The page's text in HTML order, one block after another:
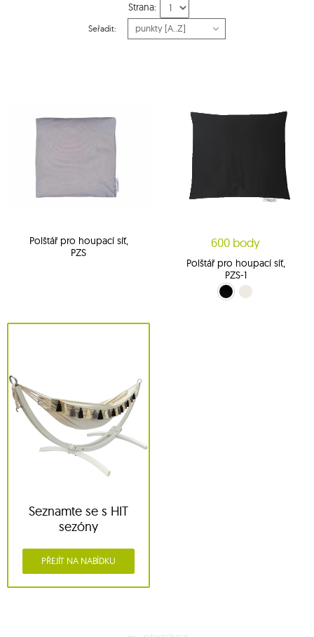
Strana:
Seřadit:
Polštář pro houpací síť,
PZS
600 body
Polštář pro houpací síť,
PZS-1
Černý (10)ecru (209)
Seznamte se s HIT
sezóny
PŘEJÍT NA NABÍDKU